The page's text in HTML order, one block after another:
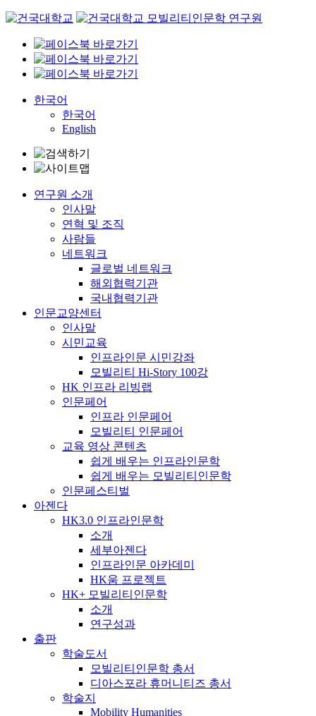
Skip
content
한국어
한국어
English
연구원 소개
인사말
연혁 및 조직
사람들
네트워크
글로벌 네트워크
해외협력기관
국내협력기관
인문교양센터
인사말
시민교육
인프라인문 시민강좌
모빌리티 Hi-Story 100강
HK 인프라 리빙랩
인문페어
인프라 인문페어
모빌리티 인문페어
교육 영상 콘텐츠
쉽게 배우는 인프라인문학
쉽게 배우는 모빌리티인문학
인문페스티벌
아젠다
HK3.0 인프라인문학
소개
세부아젠다
인프라인문 아카데미
HK움 프로젝트
HK+ 모빌리티인문학
소개
연구성과
출판
학술도서
모빌리티인문학 총서
디아스포라 휴머니티즈 총서
학술지
Mobility Humanities